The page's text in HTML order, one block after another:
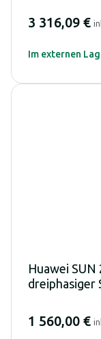
3 316,09 €
Im externen
Huawei
dreiphasiger
1 560,00 €